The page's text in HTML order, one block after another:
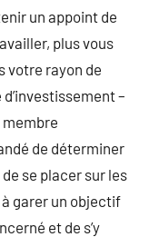
un appoint de
plus vous
votre rayon de
–
de déterminer
se placer sur les
garer un objectif
et de s’y